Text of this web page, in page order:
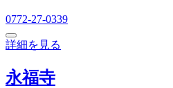
0772-27-0339
詳細を見る
永福寺